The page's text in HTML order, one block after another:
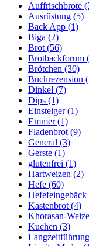
Auffrischbrote
Ausrüstung (5)
Back App (1)
Biga (2)
Brot (56)
Brotbackforum
Brötchen (30)
Buchrezension
Dinkel (7)
Dips (1)
Einsteiger(1)
Emmer(1)
Fladenbrot (9)
General (3)
Gerste (1)
glutenfrei (1)
Hartweizen (2)
Hefe (60)
Hefefeingebäck
Kastenbrot (4)
Khorasan-
Kuchen (3)
Langzeitführung